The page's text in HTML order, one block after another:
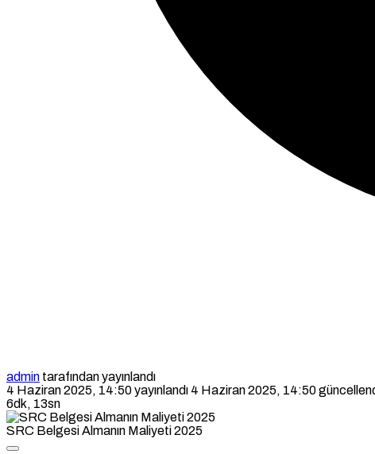
admin tarafından yayınlandı
4 Haziran 2025, 14:50yayınlandı 4 Haziran 2025, 14:50
6dk, 13sn
SRC Belgesi Almanın Maliyeti 2025